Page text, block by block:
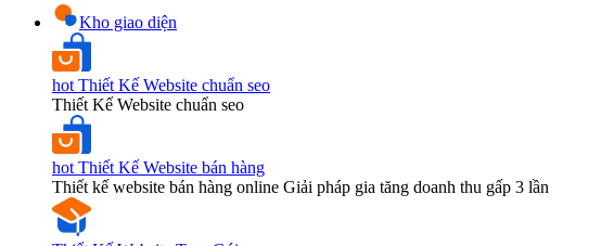
Kho giao diện
hot Thiết Kế Website chuẩn seo
Thiết Kế Website chuẩn seo
hot Thiết Kế Website bán hàng
Thiết kế website bán hàng online Giải pháp gia tăng doanh thu gấp 3 lần